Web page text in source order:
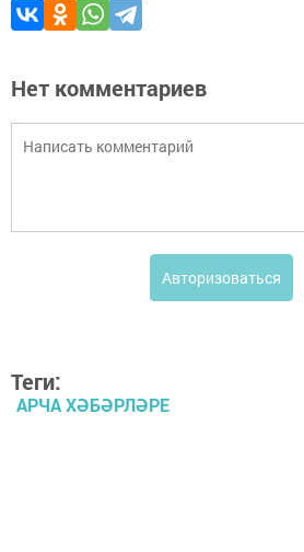
Нет комментариев
Авторизоваться
Теги:
АРЧА ХӘБӘРЛӘРЕ